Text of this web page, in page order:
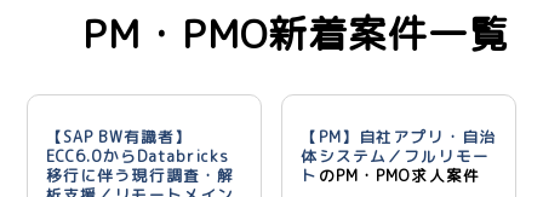
PM・PMO新着案件一覧
【SAP BW有識者】
ECC6.0からDatabricks
移行に伴う現行調査・解
【PM】自社アプリ・自治
体システム／フルリモー
ト のPM・PMO求人案件